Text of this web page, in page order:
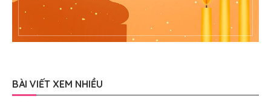
BÀI VIẾT XEM NHIỀU